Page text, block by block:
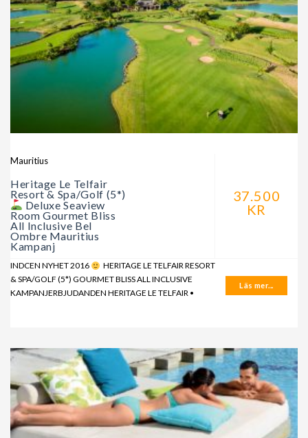
Mauritius
Heritage Le Telfair
Resort & Spa/Golf (5*)
Deluxe Seaview
Room Gourmet Bliss
All Inclusive Bel
Ombre Mauritius
Kampanj
37.500
KR
INDCEN NYHET 2016
HERITAGE LE TELFAIR RESORT
& SPA/GOLF (5*) GOURMET BLISS ALL INCLUSIVE
KAMPANJERBJUDANDEN HERITAGE LE TELFAIR •
Läs mer...